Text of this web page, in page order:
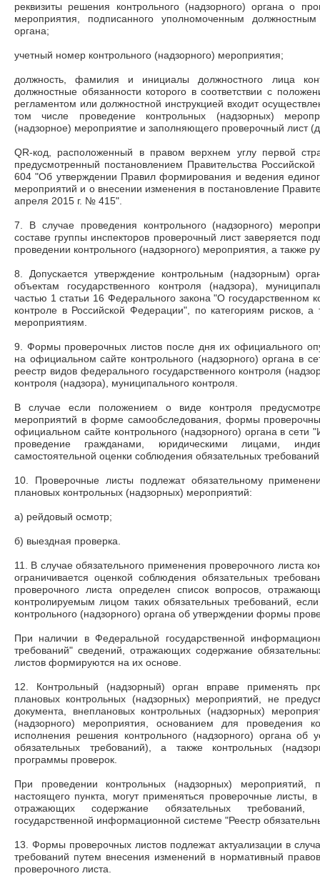
реквизиты решения контрольного (надзорного) органа о
мероприятия, подписанного уполномоченным
органа;
учетный номер контрольного (надзорного) мероприятия;
должность, фамилия и инициалы должностного лица
должностные обязанности которого в соответствии с
регламентом или должностной инструкцией входит
том числе проведение контрольных (надзорных)
(надзорное) мероприятие и заполняющего проверочный лист
QR-код, расположенный в правом верхнем углу первой
предусмотренный постановлением Правительства
604 "Об утверждении Правил формирования и ведения
мероприятий и о внесении изменения в постановление
апреля 2015 г. № 415".
7. В случае проведения контрольного (надзорного)
составе группы инспекторов проверочный лист заверяется
проведении контрольного (надзорного) мероприятия, а также
8. Допускается утверждение контрольным (надзорным)
объектам государственного контроля (надзора),
частью 1 статьи 16 Федерального закона "О государственном
контроле в Российской Федерации", по категориям рисков,
мероприятиям.
9. Формы проверочных листов после дня их официального
на официальном сайте контрольного (надзорного) органа в
реестр видов федерального государственного контроля
контроля (надзора), муниципального контроля.
В случае если положением о виде контроля
мероприятий в форме самообследования, формы
официальном сайте контрольного (надзорного) органа в
проведение гражданами, юридическими лицами,
самостоятельной оценки соблюдения обязательных
10. Проверочные листы подлежат обязательному
плановых контрольных (надзорных) мероприятий:
а) рейдовый осмотр;
б) выездная проверка.
11. В случае обязательного применения проверочного листа
ограничивается оценкой соблюдения обязательных
проверочного листа определен список вопросов,
контролируемым лицом таких обязательных требований,
контрольного (надзорного) органа об утверждении формы
При наличии в Федеральной государственной
требований" сведений, отражающих содержание
листов формируются на их основе.
12. Контрольный (надзорный) орган вправе применять
плановых контрольных (надзорных) мероприятий, не
документа, внеплановых контрольных (надзорных)
(надзорного) мероприятия, основанием для проведения
исполнения решения контрольного (надзорного) органа об
обязательных требований), а также контрольных
программы проверок.
При проведении контрольных (надзорных) мероприятий,
настоящего пункта, могут применяться проверочные листы,
отражающих содержание обязательных
государственной информационной системе "Реестр
13. Формы проверочных листов подлежат актуализации в
требований путем внесения изменений в нормативный
проверочного листа.